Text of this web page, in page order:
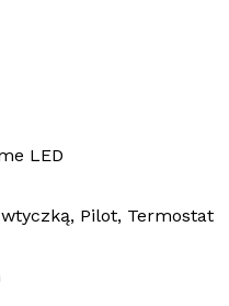
LED
Pilot, Termostat